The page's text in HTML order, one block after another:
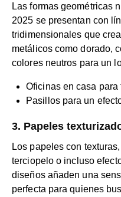
Las formas geométricas
2025 se presentan con
tridimensionales que
metálicos como dorado,
colores neutros para un
Oficinas en casa
Pasillos para un
3. Papeles
Los papeles con
terciopelo o incluso
diseños añaden una
perfecta para quienes